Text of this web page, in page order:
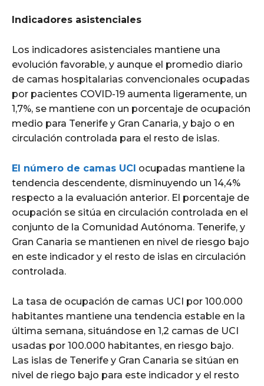
Indicadores asistenciales
Los indicadores asistenciales mantiene una
evolución favorable, y aunque el promedio diario
de camas hospitalarias convencionales ocupadas
por pacientes COVID-19 aumenta ligeramente, un
1,7%, se mantiene con un porcentaje de ocupación
medio para Tenerife y Gran Canaria, y bajo o en
circulación controlada para el resto de islas.
El número de camas UCI ocupadas mantiene la
tendencia descendente, disminuyendo un 14,4%
respecto a la evaluación anterior. El porcentaje de
ocupación se sitúa en circulación controlada en el
conjunto de la Comunidad Autónoma. Tenerife, y
Gran Canaria se mantienen en nivel de riesgo bajo
en este indicador y el resto de islas en circulación
controlada.
La tasa de ocupación de camas UCI por 100.000
habitantes mantiene una tendencia estable en la
última semana, situándose en 1,2 camas de UCI
usadas por 100.000 habitantes, en riesgo bajo.
Las islas de Tenerife y Gran Canaria se sitúan en
nivel de riego bajo para este indicador y el resto